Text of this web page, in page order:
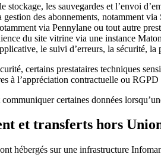
stockage, les sauvegardes et l’envoi
gestion des abonnements, notamment
via Pennylane ou tout autre
du site vitrine via une instance
le suivi d’erreurs, la sécurité,
certains prestataires techniques
à l’appréciation contractuelle ou
communiquer certaines données
et transferts hors
hébergés sur une infrastructure